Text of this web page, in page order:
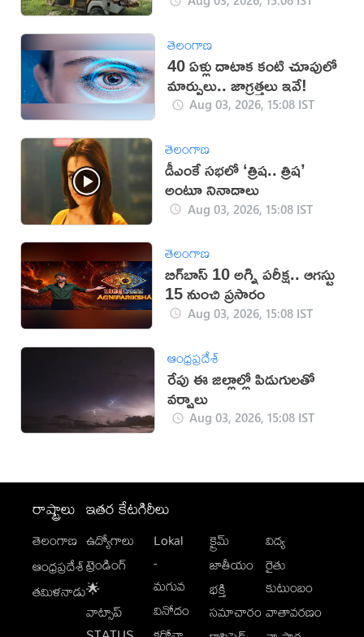
తెలంగాణ
40 ఏళ్లు దాటాక కంటి చూపులో
మార్పులు.. జాగ్రత్తలు ఇవే!
Aug 03, 2026, 15:08 IST
తెలంగాణ
డీఎంకే సభలో ‘త్రిష.. త్రిష’
అంటూ నినాదాలు
Aug 03, 2026, 15:08 IST
తెలంగాణ
బిగ్‌బాస్ 10 అగ్ని పరీక్ష.. ఆగస్టు
15 నుంచి ప్రసారం
Aug 03, 2026, 15:08 IST
ఆంధ్రప్రదేశ్
రేపు ఈ జిల్లాల్లో పిడుగులతో
వర్షాలు
Aug 03, 2026, 15:08 IST
రాష్ట్రాలు
తెలంగాణ
ఆంధ్రప్రదేశ్
తమిళనాడు
ఇతర కేటగిరీలు
ఉద్యోగాలు
ట్రెండింగ్
🌟
వాట్సాప్
Lokal
-
మగువ
వినోదం
క్రైమ్
జాతీయం
భక్తి
సమాచారం
విద్య
రైతు
కుటుంబం
వాతావరణం